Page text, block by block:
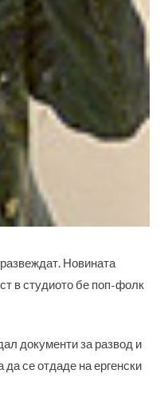
Новината
в студиото бе поп-фолк
документи за развод и
се отдаде на ергенски